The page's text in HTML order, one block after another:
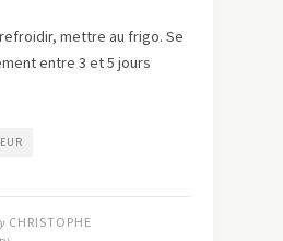
mettre au frigo. Se
entre 3 et 5 jours
CHRISTOPHE